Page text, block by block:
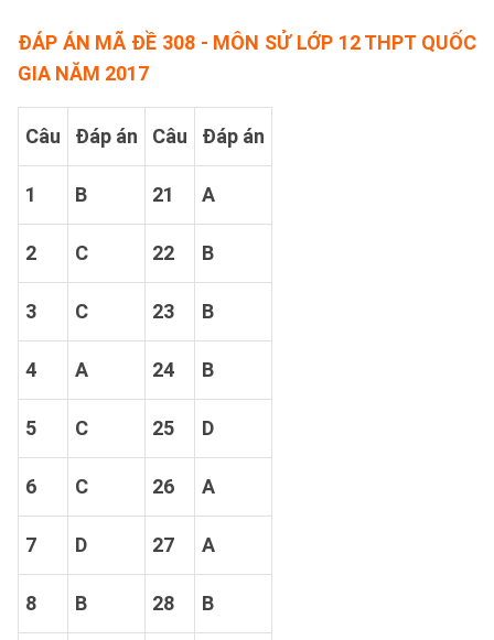
ĐÁP ÁN MÃ ĐỀ 308 - MÔN SỬ LỚP 12 THPT QUỐC
GIA NĂM 2017
Câu Đáp án Câu Đáp án
1 B 21 A
2 C 22 B
3 C 23 B
4 A 24 B
5 C 25 D
6 C 26 A
7 D 27 A
8 B 28 B